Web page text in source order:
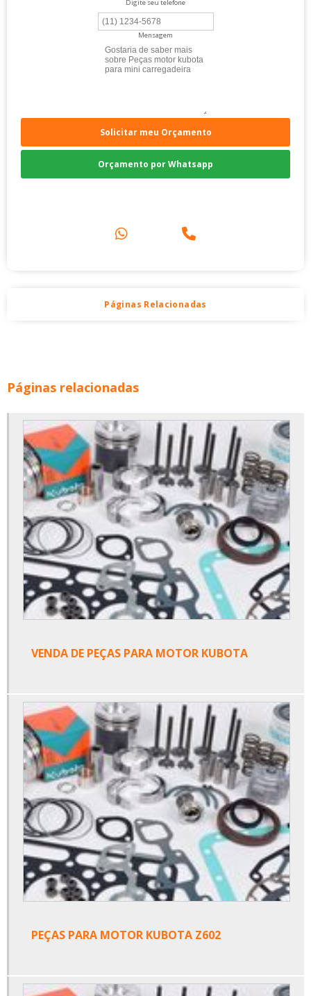
Digite seu telefone
Mensagem
Solicitar meu Orçamento
Orçamento por Whatsapp
Páginas Relacionadas
Páginas relacionadas
VENDA DE PEÇAS PARA MOTOR KUBOTA
PEÇAS PARA MOTOR KUBOTA Z602